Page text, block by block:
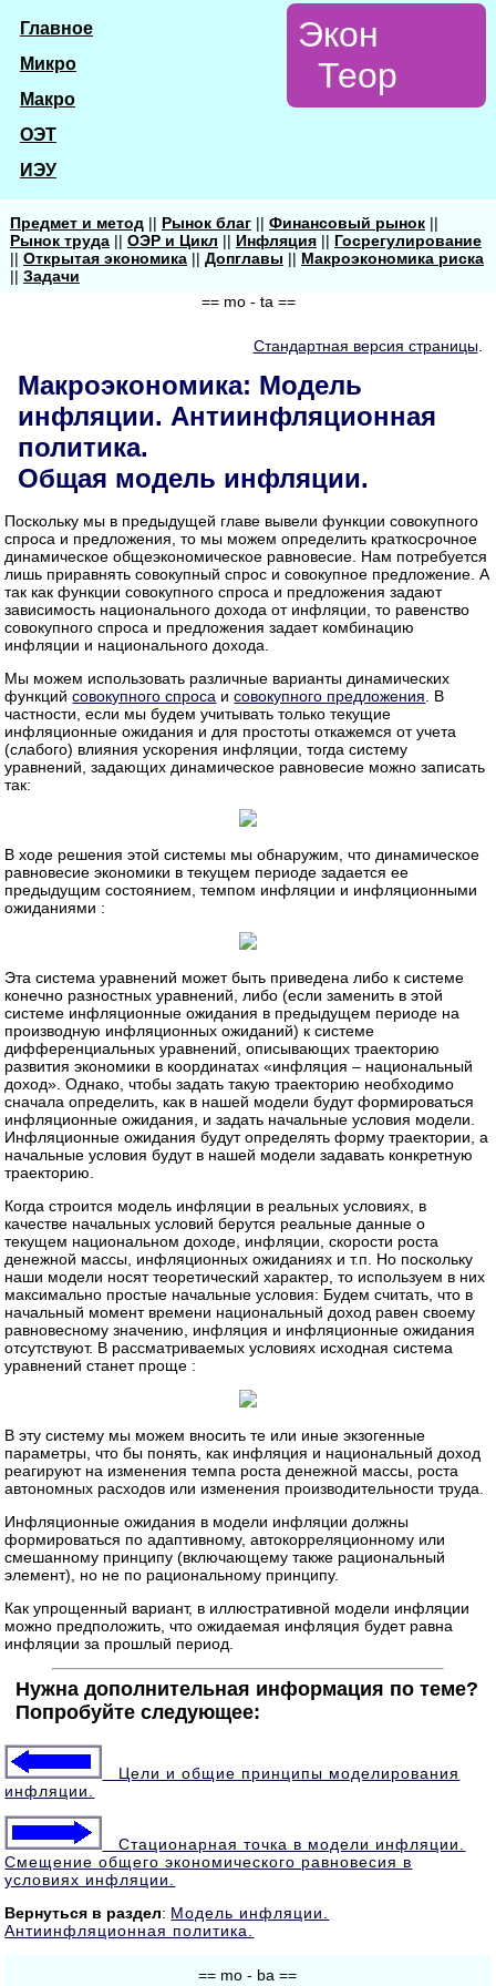
Экон
Теор
Главное
Микро
Макро
ОЭТ
ИЭУ
Предмет и метод|| Рынок благ|| Финансовый рынок||
Рынок труда|| ОЭР и Цикл || Инфляция|| Госрегулирование
|| Открытая экономика|| Допглавы || Макроэкономика риска
|| Задачи
== mo - ta ==
Стандартная версия страницы.
Макроэкономика: Модель
инфляции. Антиинфляционная
политика.
Общая модель инфляции.
Поскольку мы в предыдущей главе вывели функции совокупного
спроса и предложения, то мы можем определить краткосрочное
динамическое общеэкономическое равновесие. Нам потребуется
лишь приравнять совокупный спрос и совокупное предложение. А
так как функции совокупного спроса и предложения задают
зависимость национального дохода от инфляции, то равенство
совокупного спроса и предложения задает комбинацию
инфляции и национального дохода.
Мы можем использовать различные варианты динамических
функцийсовокупного спроса исовокупного предложения . В
частности, если мы будем учитывать только текущие
инфляционные ожидания и для простоты откажемся от учета
(слабого) влияния ускорения инфляции, тогда систему
уравнений, задающих динамическое равновесие можно записать
так:
В ходе решения этой системы мы обнаружим, что динамическое
равновесие экономики в текущем периоде задается ее
предыдущим состоянием, темпом инфляции и инфляционными
ожиданиями :
Эта система уравнений может быть приведена либо к системе
конечно разностных уравнений, либо (если заменить в этой
системе инфляционные ожидания в предыдущем периоде на
производную инфляционных ожиданий) к системе
дифференциальных уравнений, описывающих траекторию
развития экономики в координатах «инфляция – национальный
доход». Однако, чтобы задать такую траекторию необходимо
сначала определить, как в нашей модели будут формироваться
инфляционные ожидания, и задать начальные условия модели.
Инфляционные ожидания будут определять форму траектории, а
начальные условия будут в нашей модели задавать конкретную
траекторию.
Когда строится модель инфляции в реальных условиях, в
качестве начальных условий берутся реальные данные о
текущем национальном доходе, инфляции, скорости роста
денежной массы, инфляционных ожиданиях и т.п. Но поскольку
наши модели носят теоретический характер, то используем в них
максимально простые начальные условия: Будем считать, что в
начальный момент времени национальный доход равен своему
равновесному значению, инфляция и инфляционные ожидания
отсутствуют. В рассматриваемых условиях исходная система
уравнений станет проще :
В эту систему мы можем вносить те или иные экзогенные
параметры, что бы понять, как инфляция и национальный доход
реагируют на изменения темпа роста денежной массы, роста
автономных расходов или изменения производительности труда.
Инфляционные ожидания в модели инфляции должны
формироваться по адаптивному, автокорреляционному или
смешанному принципу (включающему также рациональный
элемент), но не по рациональному принципу.
Как упрощенный вариант, в иллюстративной модели инфляции
можно предположить, что ожидаемая инфляция будет равна
инфляции за прошлый период.
Нужна дополнительная информация по теме?
Попробуйте следующее:
Цели и общие принципы моделирования
инфляции.
Стационарная точка в модели инфляции.
Смещение общего экономического равновесия в
условиях инфляции.
Вернуться в раздел: Модель инфляции.
Антиинфляционная политика.
== mo - ba ==